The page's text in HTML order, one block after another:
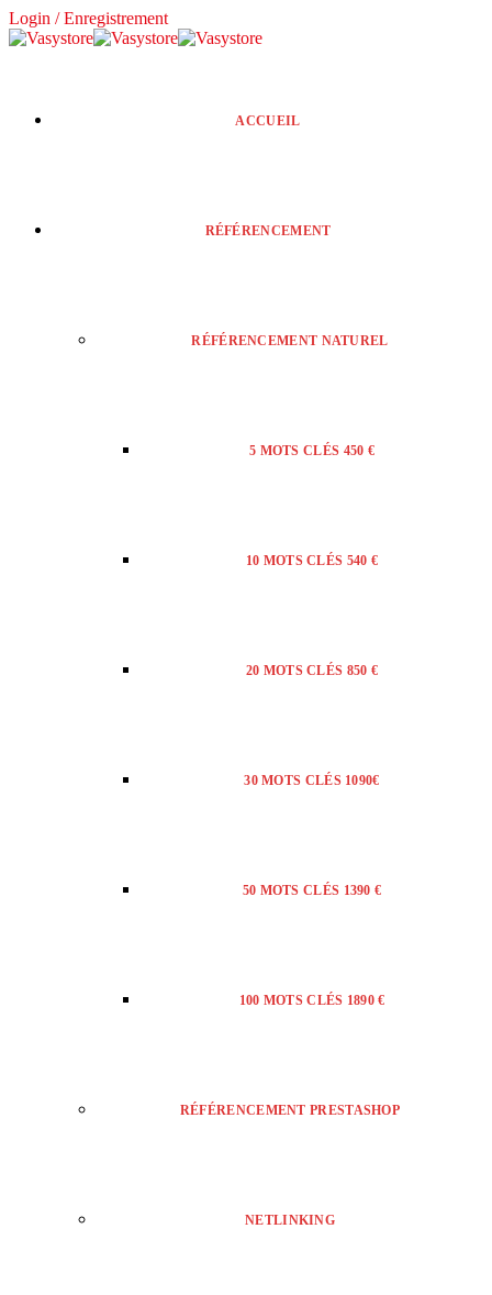
Login / Enregistrement
ACCUEIL
RÉFÉRENCEMENT
RÉFÉRENCEMENT NATUREL
5 MOTS CLÉS 450 €
10 MOTS CLÉS 540 €
20 MOTS CLÉS 850 €
30 MOTS CLÉS 1090€
50 MOTS CLÉS 1390 €
100 MOTS CLÉS 1890 €
RÉFÉRENCEMENT PRESTASHOP
NETLINKING